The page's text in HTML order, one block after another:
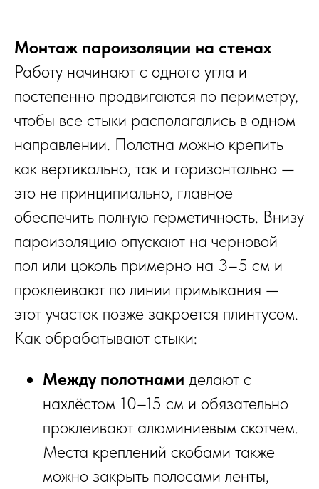
Монтаж пароизоляции на стенах
Работу начинают с одного угла и
постепенно продвигаются по периметру,
чтобы все стыки располагались в одном
направлении. Полотна можно крепить
как вертикально, так и горизонтально —
это не принципиально, главное
обеспечить полную герметичность. Внизу
пароизоляцию опускают на черновой
пол или цоколь примерно на 3–5 см и
проклеивают по линии примыкания —
этот участок позже закроется плинтусом.
Как обрабатывают стыки:
Между полотнами делают с
нахлёстом 10–15 см и обязательно
проклеивают алюминиевым скотчем.
Места креплений скобами также
можно закрыть полосами ленты,